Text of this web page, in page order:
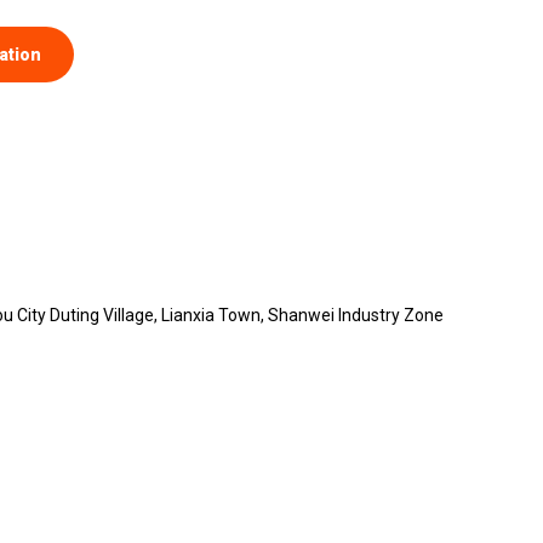
City Duting Village, Lianxia Town, Shanwei Industry Zone